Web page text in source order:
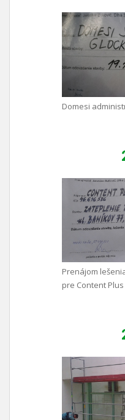
Domesi
Prenájom
pre Content